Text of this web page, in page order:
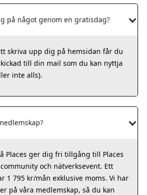
på något genom en gratisdag?
skriva upp dig på hemsidan får du
till din mail som du kan nyttja
inte alls).
Places ger dig fri tillgång till Places
och nätverksevent. Ett
1 795 kr/mån exklusive moms. Vi har
på våra medlemskap, så du kan